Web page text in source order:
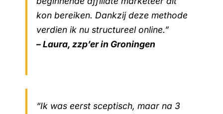
kon bereiken. Dankzij deze methode
verdien ik nu structureel online.”
– Laura, zzp’er in Groningen
“Ik was eerst sceptisch, maar na 3